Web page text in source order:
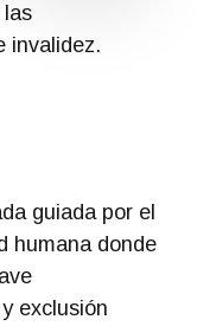
las
invalidez.
guiada por el
humana donde
exclusión